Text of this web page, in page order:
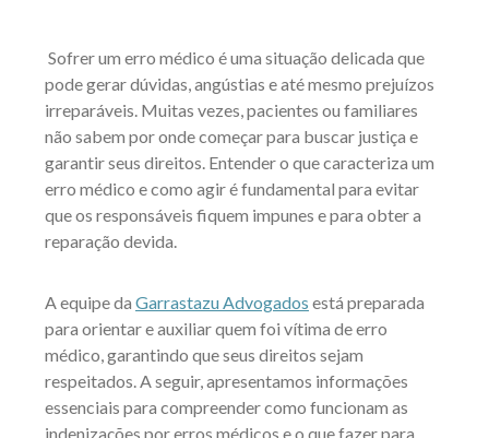
Sofrer um erro médico é uma situação delicada que
pode gerar dúvidas, angústias e até mesmo prejuízos
irreparáveis. Muitas vezes, pacientes ou familiares
não sabem por onde começar para buscar justiça e
garantir seus direitos. Entender o que caracteriza um
erro médico e como agir é fundamental para evitar
que os responsáveis fiquem impunes e para obter a
reparação devida.
A equipe da Garrastazu Advogados está preparada
para orientar e auxiliar quem foi vítima de erro
médico, garantindo que seus direitos sejam
respeitados. A seguir, apresentamos informações
essenciais para compreender como funcionam as
indenizações por erros médicos e o que fazer para